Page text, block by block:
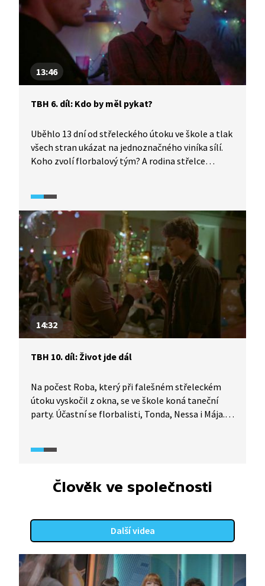
13:46
TBH 6. díl: Kdo by měl pykat?
Uběhlo 13 dní od střeleckého útoku ve škole a tlak
všech stran ukázat na jednoznačného viníka sílí.
Koho zvolí florbalový tým? A rodina střelce
14:32
TBH 10. díl: Život jde dál
Na počest Roba, který při falešném střeleckém
útoku vyskočil z okna, se ve škole koná taneční
party. Účastní se florbalisti, Tonda, Nessa i Mája.
situace pomohla. Posunout se, poznat se a najít
Člověk ve společnosti
Další videa